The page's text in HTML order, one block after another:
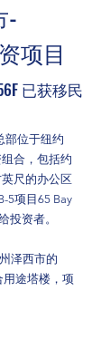
-
项目
已获移民
部位于纽约
合，包括约
尺的办公区
5项目65 Bay
投资者。
泽西市的
用途塔楼，项